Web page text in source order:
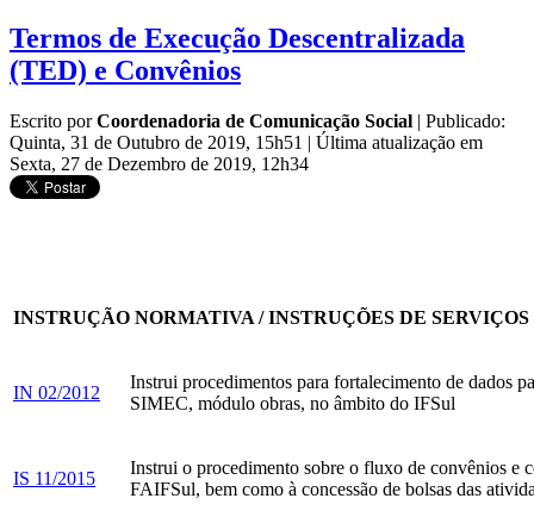
Termos de Execução Descentralizada
(TED) e Convênios
Escrito porCoordenadoria de Comunicação Social | Publicado:
Quinta, 31 de Outubro de 2019, 15h51 | Última atualização em
Sexta, 27 de Dezembro de 2019, 12h34
INSTRUÇÃO NORMATIVA / INSTRUÇÕES DE SERVIÇOS
IN 02/2012
Instrui procedimentos para fortalecimento de dados
SIMEC, módulo obras, no âmbito do IFSul
IS 11/2015
Instrui o procedimento sobre o fluxo de convênios e
FAIFSul, bem como à concessão de bolsas das